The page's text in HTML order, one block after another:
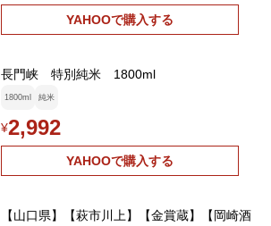
YAHOOで購入する
長門峡 特別純米 1800ml
1800ml 純米
¥2,992
YAHOOで購入する
【山口県】【萩市川上】【金賞蔵】【岡崎酒